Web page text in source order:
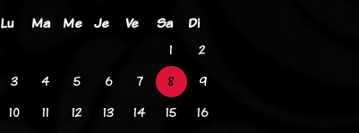
Lu
Ma Me Je Ve Sa
Di
1
2
3
4 5 6 7 8
9
10
11 12 13 14 15
16